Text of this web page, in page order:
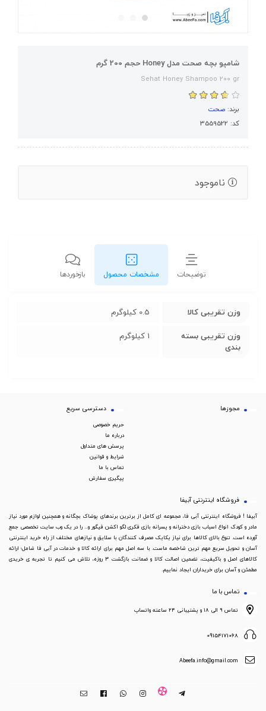
شامپو بچه صحت مدل Honey حجم 200 گرم
Sehat Honey Shampoo 200 gr
برند: صحت
کد: 3559522
ناموجود
توضیحات مشخصات محصول بازخوردها
وزن تقریبی کالا
0.5 کیلوگرم
وزن تقریبی بسته
بندی
1 کیلوگرم
مجوزها دسترسی سریع
حریم خصوصی
درباره ما
پرسش های متداول
شرایط و قوانین
تماس با ما
پیگیری سفارش
فروشگاه اینترنتی آبیفا
آبیفا ! فروشگاه اینترنتی آبی فا، مجموعه ای کامل از برترین برندهای پوشاک بچگانه و همچنین لوازم مورد نیاز
مادر و کودک انواع اسباب بازی دخترانه و پسرانه بازی فکری لگو اکشن فیگور و... را در یک وب سایت تخصصی جمع
آورده است. تنوع بالای کالاها برای نیاز یکایک مصرف کنندگان با سلایق و نیازهای مختلف از راه خرید اینترنتی
آسان و تحویل سریع مهم ترین شاخصه ماست. با سه اصل مهم برای ارائه کالا و خدمات در آبی فا شامل؛ ارائه
کالاهای اصل و باکیفیت، تضمین اصالت کالا و ضمانت بازگشت 3 روزه، تلاش می کنیم تا تجربه ی خریدی
مطمئن و آسان برای خریداران ایجاد نماییم.
تماس با ما
تماس ۹ الی ۱۸ و پشتیبانی ۲۴ ساعته واتساپ
09154171068
Abeefa.info@gmail.com